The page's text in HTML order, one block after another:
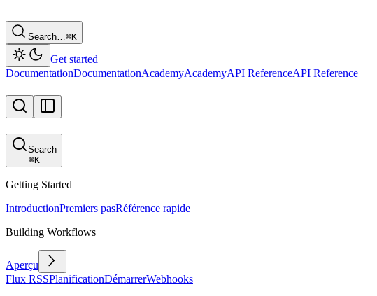
Search…⌘K
Get started
DocumentationDocumentationAcademyAcademyAPI ReferenceAPI Reference
Search
⌘K
Getting Started
IntroductionPremiers pasRéférence rapide
Building Workflows
Aperçu
Flux RSSPlanificationDémarrerWebhooks